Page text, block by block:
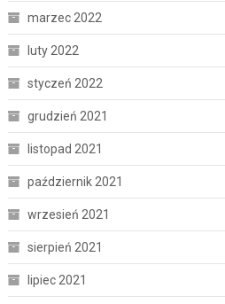
marzec 2022
luty 2022
styczeń 2022
grudzień 2021
listopad 2021
październik 2021
wrzesień 2021
sierpień 2021
lipiec 2021